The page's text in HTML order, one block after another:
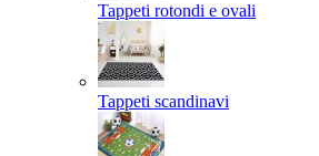
Tappeti rotondi e ovali
Tappeti scandinavi